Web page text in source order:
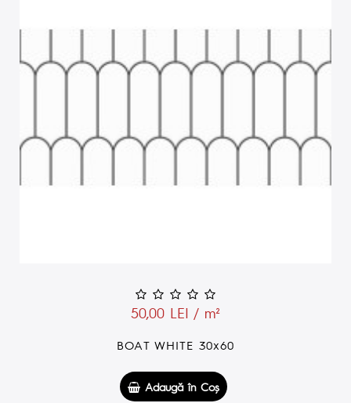
50,00 LEI / m²
BOAT WHITE 30x60
Adaugă în Coş